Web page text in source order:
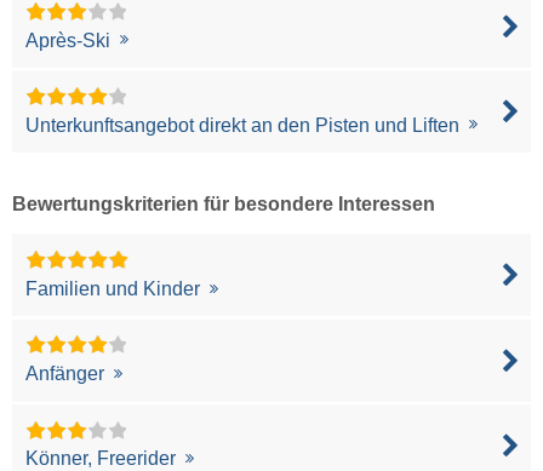
Après-Ski
Unterkunftsangebot direkt an den Pisten und Liften
Bewertungskriterien für besondere Interessen
Familien und Kinder
Anfänger
Könner, Freerider